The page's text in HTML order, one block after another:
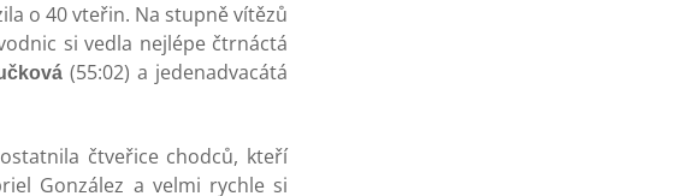
o 40 vteřin. Na stupně vítězů
si vedla nejlépe čtrnáctá
(55:02) a jedenadvacátá
čtveřice chodců, kteří
González a velmi rychle si